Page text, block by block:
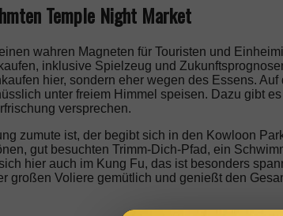
Temple Night Market
wahren Magneten für Touristen und
inklusive Spielzeug und
hier, sondern eher wegen des Essens.
unter freiem Himmel speisen. Dazu gibt
versprechen.
zumute ist, der begibt sich in den Kowloon
gut besuchten Trimm-Dich-Pfad, ein
hier auch im Kung Fu, das ist besonders
großen Voliere gemütlich und genießt den